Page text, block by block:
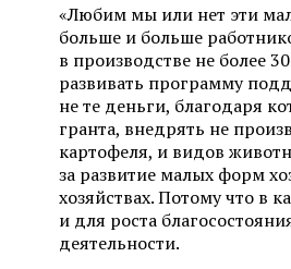
«Любим мы или нет эти
больше и больше
в производстве не более
развивать программу
не те деньги, благодаря
гранта, внедрять не
картофеля, и видов
за развитие малых форм
хозяйствах. Потому что в
и для роста
деятельности.